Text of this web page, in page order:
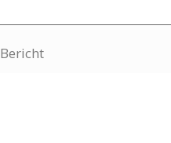
Bericht